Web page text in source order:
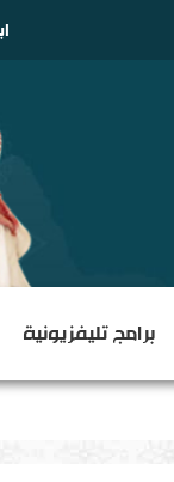
برامج تليفزيونية